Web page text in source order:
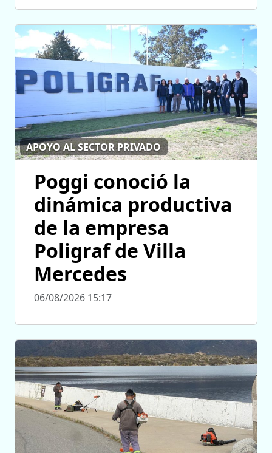
APOYO AL SECTOR PRIVADO
Poggi conoció la
dinámica productiva
de la empresa
Poligraf de Villa
Mercedes
06/08/2026 15:17